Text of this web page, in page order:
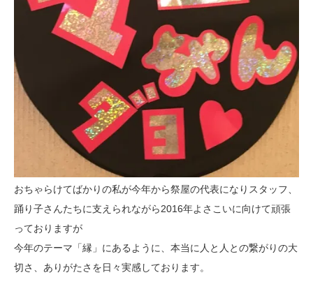
おちゃらけてばかりの私が今年から祭屋の代表になりスタッフ、
踊り子さんたちに支えられながら2016年よさこいに向けて頑張
っておりますが
今年のテーマ「縁」にあるように、本当に人と人との繋がりの大
切さ、ありがたさを日々実感しております。